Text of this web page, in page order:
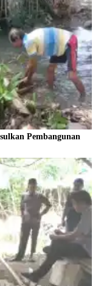
Pembangunan